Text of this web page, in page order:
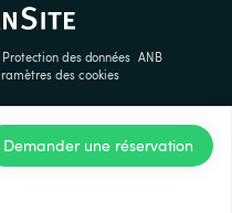
Demander une réservation
Protection des données ANB
des cookies